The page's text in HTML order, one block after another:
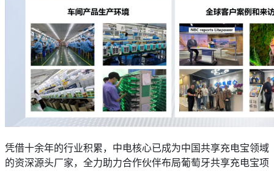
凭借十余年的行业积累，中电核心已成为中国共享充电宝领域
的资深源头厂家，全力助力合作伙伴布局葡萄牙共享充电宝项